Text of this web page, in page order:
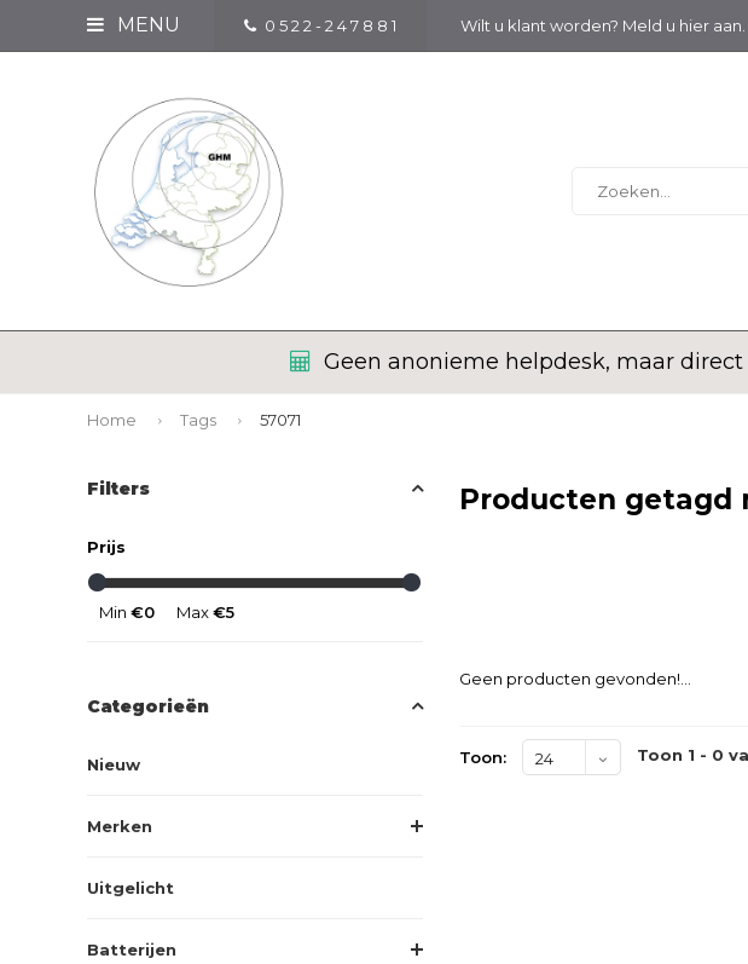
MENU 0 5 2 2 - 2 4 7 8 8 1 Wilt u klant worden? Meld u hier
Geen anonieme helpdesk, maar
Home Tags 57071
Filters
Prijs
Min €0 Max€5
Categorieën
Nieuw
Merken
Uitgelicht
Batterijen
Producten getagd
Geen producten gevonden!...
Toon: 24 Toon 1 - 0